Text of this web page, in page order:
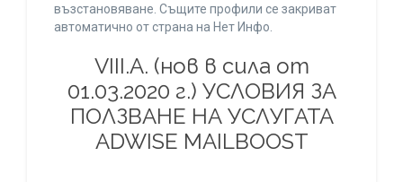
възстановяване. Същите профили се закриват
автоматично от страна на Нет Инфо.
VIII.A. (нов в сила от
01.03.2020 г.) УСЛОВИЯ ЗА
ПОЛЗВАНЕ НА УСЛУГАТА
ADWISE MAILBOOST